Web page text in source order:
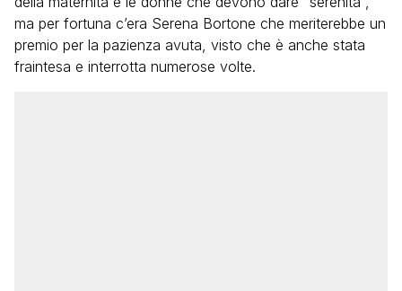
ma per fortuna c’era Serena Bortone che meriterebbe un
premio per la pazienza avuta, visto che è anche stata
fraintesa e interrotta numerose volte.